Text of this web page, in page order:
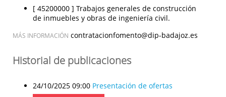
[ 45200000 ] Trabajos generales de construcción
de inmuebles y obras de ingeniería civil.
MÁS INFORMACIÓN contratacionfomento@dip-badajoz.es
Historial de publicaciones
24/10/2025 09:00 Presentación de ofertas